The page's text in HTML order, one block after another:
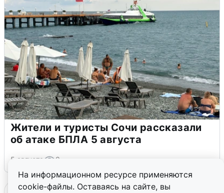
На информационном ресурсе применяются
cookie-файлы. Оставаясь на сайте, вы
Жители и туристы Сочи рассказали
об атаке БПЛА 5 августа
5 августа 0